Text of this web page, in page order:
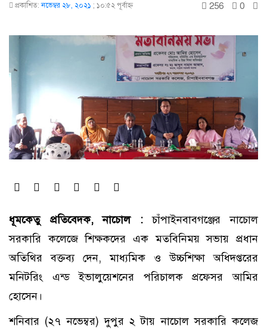
প্রকাশিত:নভেম্বর ২৮, ২০২১ ; ১০:৫২ পূর্বাহ্ণ 256 0
ধূমকেতু প্রতিবেদক, নাচোল :চাঁপাইনবাবগঞ্জের নাচোল
সরকারি কলেজে শিক্ষকদের এক মতবিনিময় সভায় প্রধান
অতিথির বক্তব্য দেন, মাধ্যমিক ও উচ্চশিক্ষা অধিদপ্তরের
মনিটরিং এন্ড ইভালুয়েশনের পরিচালক প্রফেসর আমির
হোসেন।
শনিবার (২৭ নভেম্বর) দুপুর ২ টায় নাচোল সরকারি কলেজ